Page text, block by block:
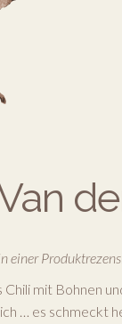
einer
mit Bohnen
… es